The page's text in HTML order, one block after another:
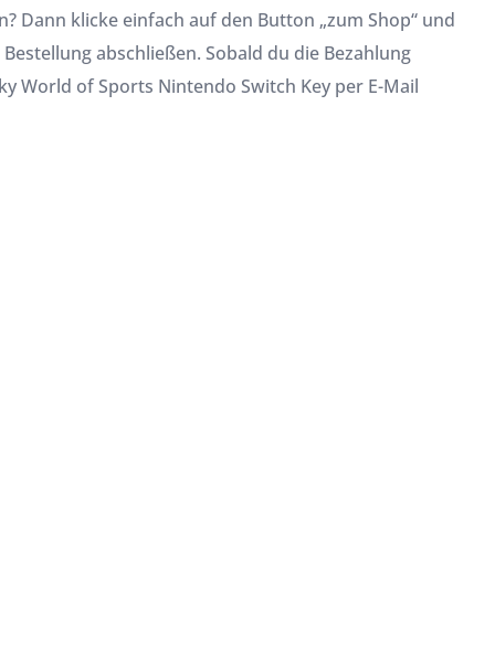
Dann klicke einfach auf den Button „zum Shop“ und
abschließen. Sobald du die Bezahlung
World of Sports Nintendo Switch Key per E-Mail